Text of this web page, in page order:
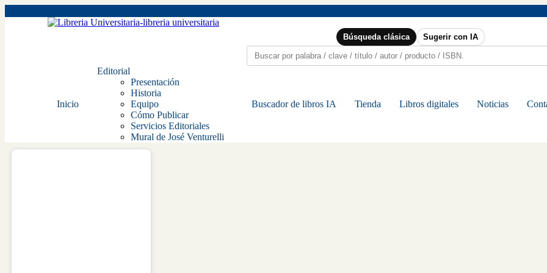
Búsqueda clásica Sugerir con IA
Inicio
Editorial
Presentación
Historia
Equipo
Cómo Publicar
Servicios Editoriales
Mural de José Venturelli
Buscador de libros IA Tienda Libros digitales Noticias